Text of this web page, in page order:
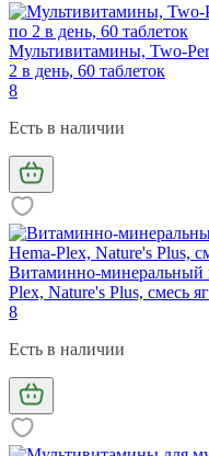
Мультивитамины, Two-
2 в день, 60 таблеток
8
Есть в наличии
Витаминно-минеральный
Plex, Nature's Plus, смесь
8
Есть в наличии